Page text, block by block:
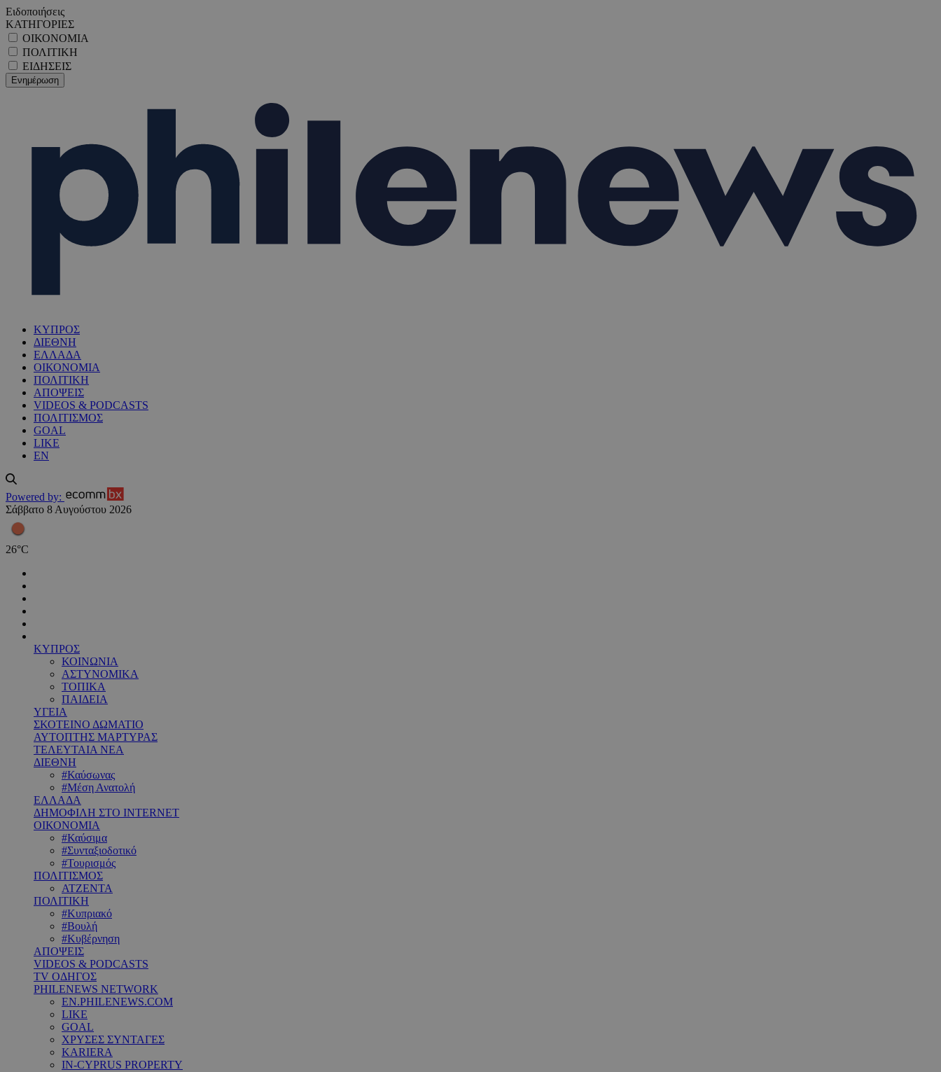
Ειδοποιήσεις
ΚΑΤΗΓΟΡΙΕΣ
ΟΙΚΟΝΟΜΙΑ
ΠΟΛΙΤΙΚΗ
ΕΙΔΗΣΕΙΣ
ΚΥΠΡΟΣ
ΔΙΕΘΝΗ
ΕΛΛΑΔΑ
ΟΙΚΟΝΟΜΙΑ
ΠΟΛΙΤΙΚΗ
ΑΠΟΨΕΙΣ
VIDEOS & PODCASTS
ΠΟΛΙΤΙΣΜΟΣ
GOAL
LIKE
EN
Powered by:
Σάββατο 8 Αυγούστου 2026
26°C
ΚΥΠΡΟΣ
ΚΟΙΝΩΝΙΑ
ΑΣΤΥΝΟΜΙΚΑ
ΤΟΠΙΚΑ
ΠΑΙΔΕΙΑ
ΥΓΕΙΑ
ΣΚΟΤΕΙΝΟ ΔΩΜΑΤΙΟ
ΑΥΤΟΠΤΗΣ ΜΑΡΤΥΡΑΣ
ΤΕΛΕΥΤΑΙΑ ΝΕΑ
ΔΙΕΘΝΗ
#Καύσωνας
#Μέση Ανατολή
ΕΛΛΑΔΑ
ΔΗΜΟΦΙΛΗ ΣΤΟ INTERNET
ΟΙΚΟΝΟΜΙΑ
#Καύσιμα
#Συνταξιοδοτικό
#Τουρισμός
ΠΟΛΙΤΙΣΜΟΣ
ΑΤΖΕΝΤΑ
ΠΟΛΙΤΙΚΗ
#Κυπριακό
#Βουλή
#Κυβέρνηση
ΑΠΟΨΕΙΣ
VIDEOS & PODCASTS
TV ΟΔΗΓΟΣ
PHILENEWS NETWORK
EN.PHILENEWS.COM
LIKE
GOAL
ΧΡΥΣΕΣ ΣΥΝΤΑΓΕΣ
KARIERA
IN-CYPRUS PROPERTY